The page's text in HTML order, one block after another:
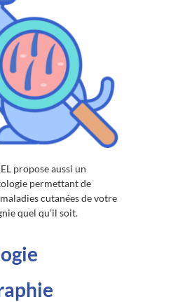
propose aussi un
permettant de
cutanées de votre
quel qu’il soit.